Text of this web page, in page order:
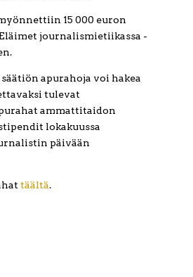
15 000 euron
journalismietiikassa -
apurahoja voi hakea
tulevat
ammattitaidon
lokakuussa
päivään
täältä.